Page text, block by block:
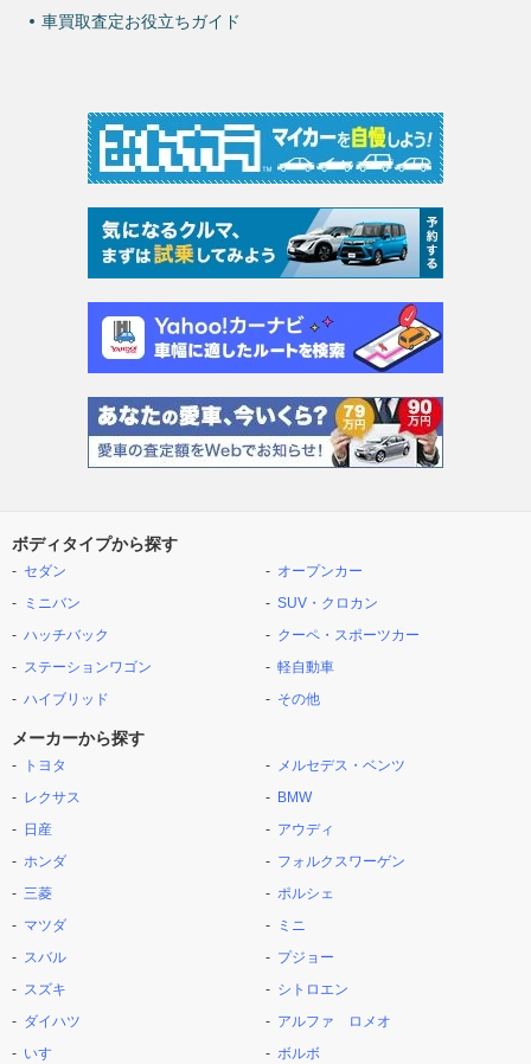
車買取査定お役立ちガイド
ボディタイプから探す
セダン
ミニバン
ハッチバック
ステーションワゴン
ハイブリッド
オープンカー
SUV・クロカン
クーペ・スポーツカー
軽自動車
その他
メーカーから探す
トヨタ
レクサス
日産
ホンダ
三菱
マツダ
スバル
スズキ
ダイハツ
いすゞ
メルセデス・ベンツ
BMW
アウディ
フォルクスワーゲン
ポルシェ
ミニ
プジョー
シトロエン
アルファ ロメオ
ボルボ